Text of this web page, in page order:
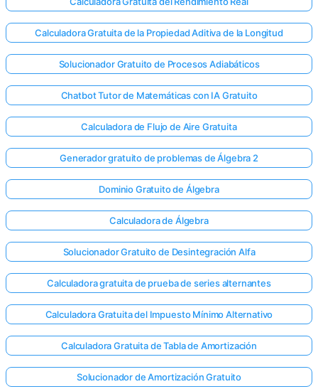
no
hay
su
primera
Calculadora Gratuita de la Propiedad Aditiva de la Longitud
Solucionador Gratuito de Procesos Adiabáticos
Chatbot Tutor de Matemáticas con IA Gratuito
Calculadora de Flujo de Aire Gratuita
Generador gratuito de problemas de Álgebra 2
Dominio Gratuito de Álgebra
Calculadora de Álgebra
Solucionador Gratuito de Desintegración Alfa
Calculadora gratuita de prueba de series alternantes
Calculadora Gratuita del Impuesto Mínimo Alternativo
Calculadora Gratuita de Tabla de Amortización
Solucionador de Amortización Gratuito